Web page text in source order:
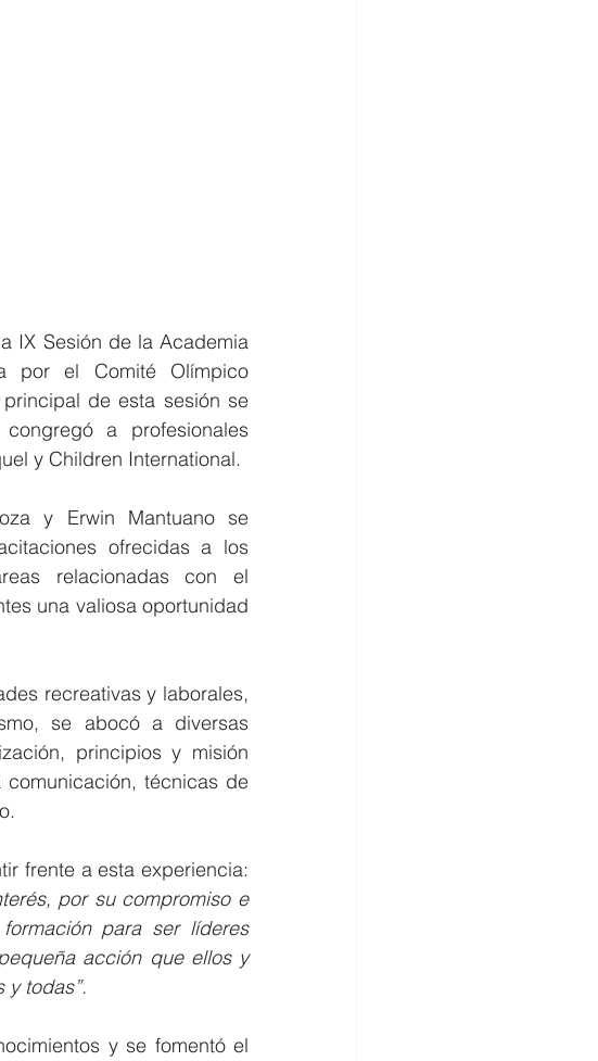
IX Sesión de la Academia
por el Comité Olímpico
de esta sesión se
a profesionales
y Children International.
y Erwin Mantuano se
ofrecidas a los
relacionadas con el
una valiosa oportunidad
recreativas y laborales,
se abocó a diversas
principios y misión
técnicas de
por su compromiso e
para ser líderes
acción que ellos y
todas”.
y se fomentó el